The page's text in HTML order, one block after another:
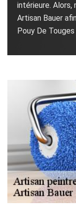
intérieure. Alors,
Artisan Bauer
Pouy De